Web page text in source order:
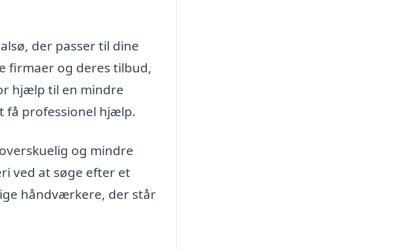
der passer til dine
firmaer og deres tilbud,
hjælp til en mindre
få professionel hjælp.
og mindre
ved at søge efter et
håndværkere, der står